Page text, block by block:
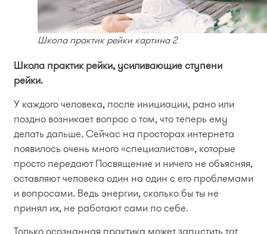
Школа практик рейки картина 2
Школа практик рейки, усиливающие ступени
рейки.
У каждого человека, после инициации, рано или
поздно возникает вопрос о том, что теперь ему
делать дальше. Сейчас на просторах интернета
появилось очень много «специалистов», которые
просто передают Посвящение и ничего не объясняя,
оставляют человека один на один с его проблемами
и вопросами. Ведь энергии, сколько бы ты не
принял их, не работают сами по себе.
Только осознанная практика может запустить тот